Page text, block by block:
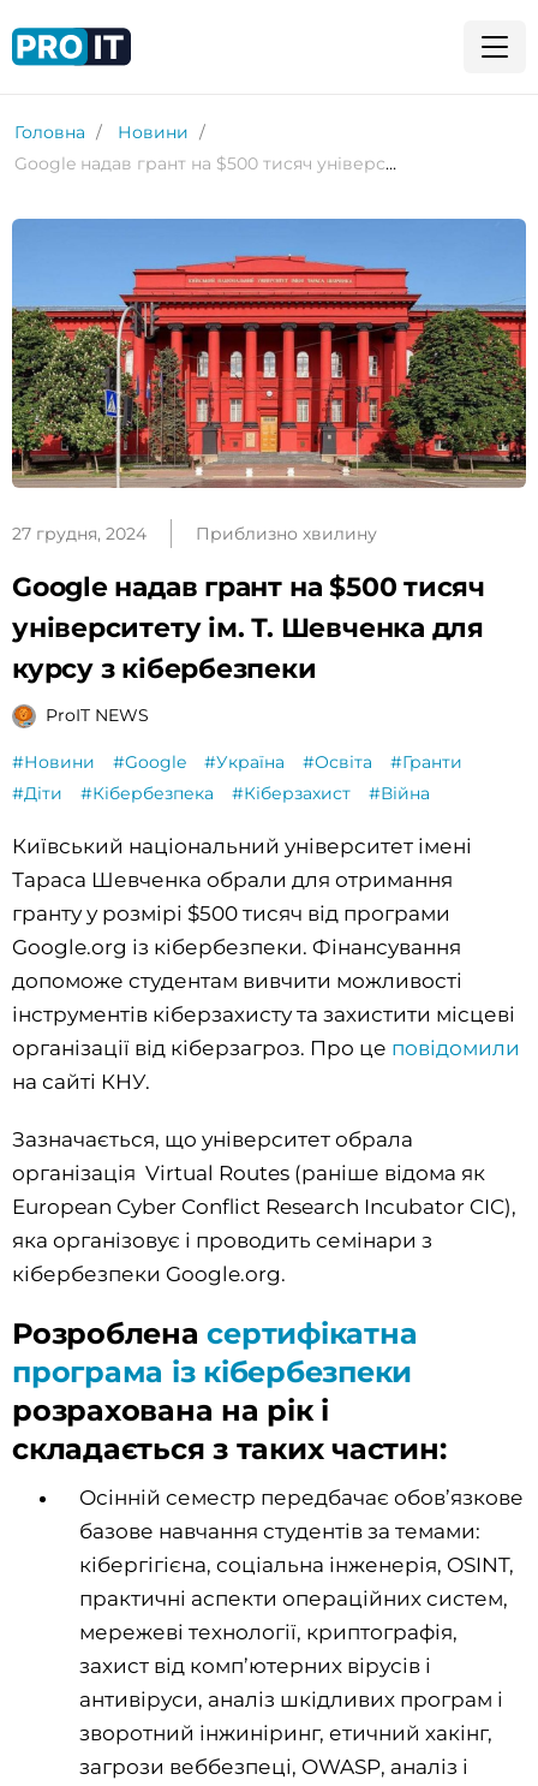
Головна
Новини
Google надав грант на $500 тисяч університету ім. Т. Шевченка для курсу з кібербезпеки
27 грудня, 2024 Приблизно хвилину
Google надав грант на $500 тисяч
університету ім. Т. Шевченка для
курсу з кібербезпеки
ProIT NEWS
#Новини #Google #Україна #Освіта
#Гранти
#Діти
#Кібербезпека #Кіберзахист #Війна
Київський національний університет імені
Тараса Шевченка обрали для отримання
гранту у розмірі $500 тисяч від програми
Google.org із кібербезпеки. Фінансування
допоможе студентам вивчити можливості
інструментів кіберзахисту та захистити місцеві
організації від кіберзагроз. Про це повідомили
на сайті КНУ.
Зазначається, що університет обрала
організація Virtual Routes (раніше відома як
European Cyber Conflict Research Incubator CIC),
яка організовує і проводить семінари з
кібербезпеки Google.org.
Розробленасертифікатна
програма із кібербезпеки
розрахована на рік і
складається з таких частин:
Осінній семестр передбачає обов’язкове
базове навчання студентів за темами:
кібергігієна, соціальна інженерія, OSINT,
практичні аспекти операційних систем,
мережеві технології, криптографія,
захист від комп’ютерних вірусів і
антивіруси, аналіз шкідливих програм і
зворотний інжиніринг, етичний хакінг,
загрози веббезпеці, OWASP, аналіз і